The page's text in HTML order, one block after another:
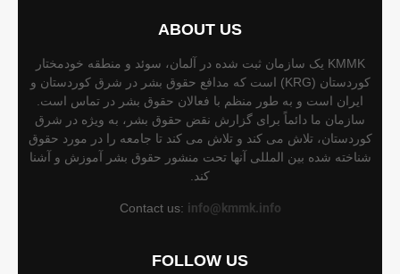
ABOUT US
KMMK یک سازمان ثبت شده در آلمان، سوئد و منطقه خودمختار
کوردستان (KRG) است که مدافع حقوق بشر در شرق کوردستان و
ایران است و به طور منظم با فعالان حقوق بشر در تماس است.
سازمان ما دائماً برای گزارش نقض حقوق بشر، به ویژه در شرق
کوردستان، تلاش می کند و تلاش می کند تا جامعه را در مورد حقوق
شناخته شده بین المللی آنها تحت منشور حقوق بشر آموزش و آشنا
کند.
Contact us: info@kmmk.info
FOLLOW US